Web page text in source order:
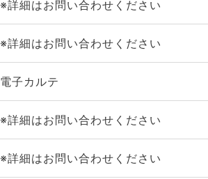
※詳細はお問い合わせください
※詳細はお問い合わせください
電子カルテ
※詳細はお問い合わせください
※詳細はお問い合わせください